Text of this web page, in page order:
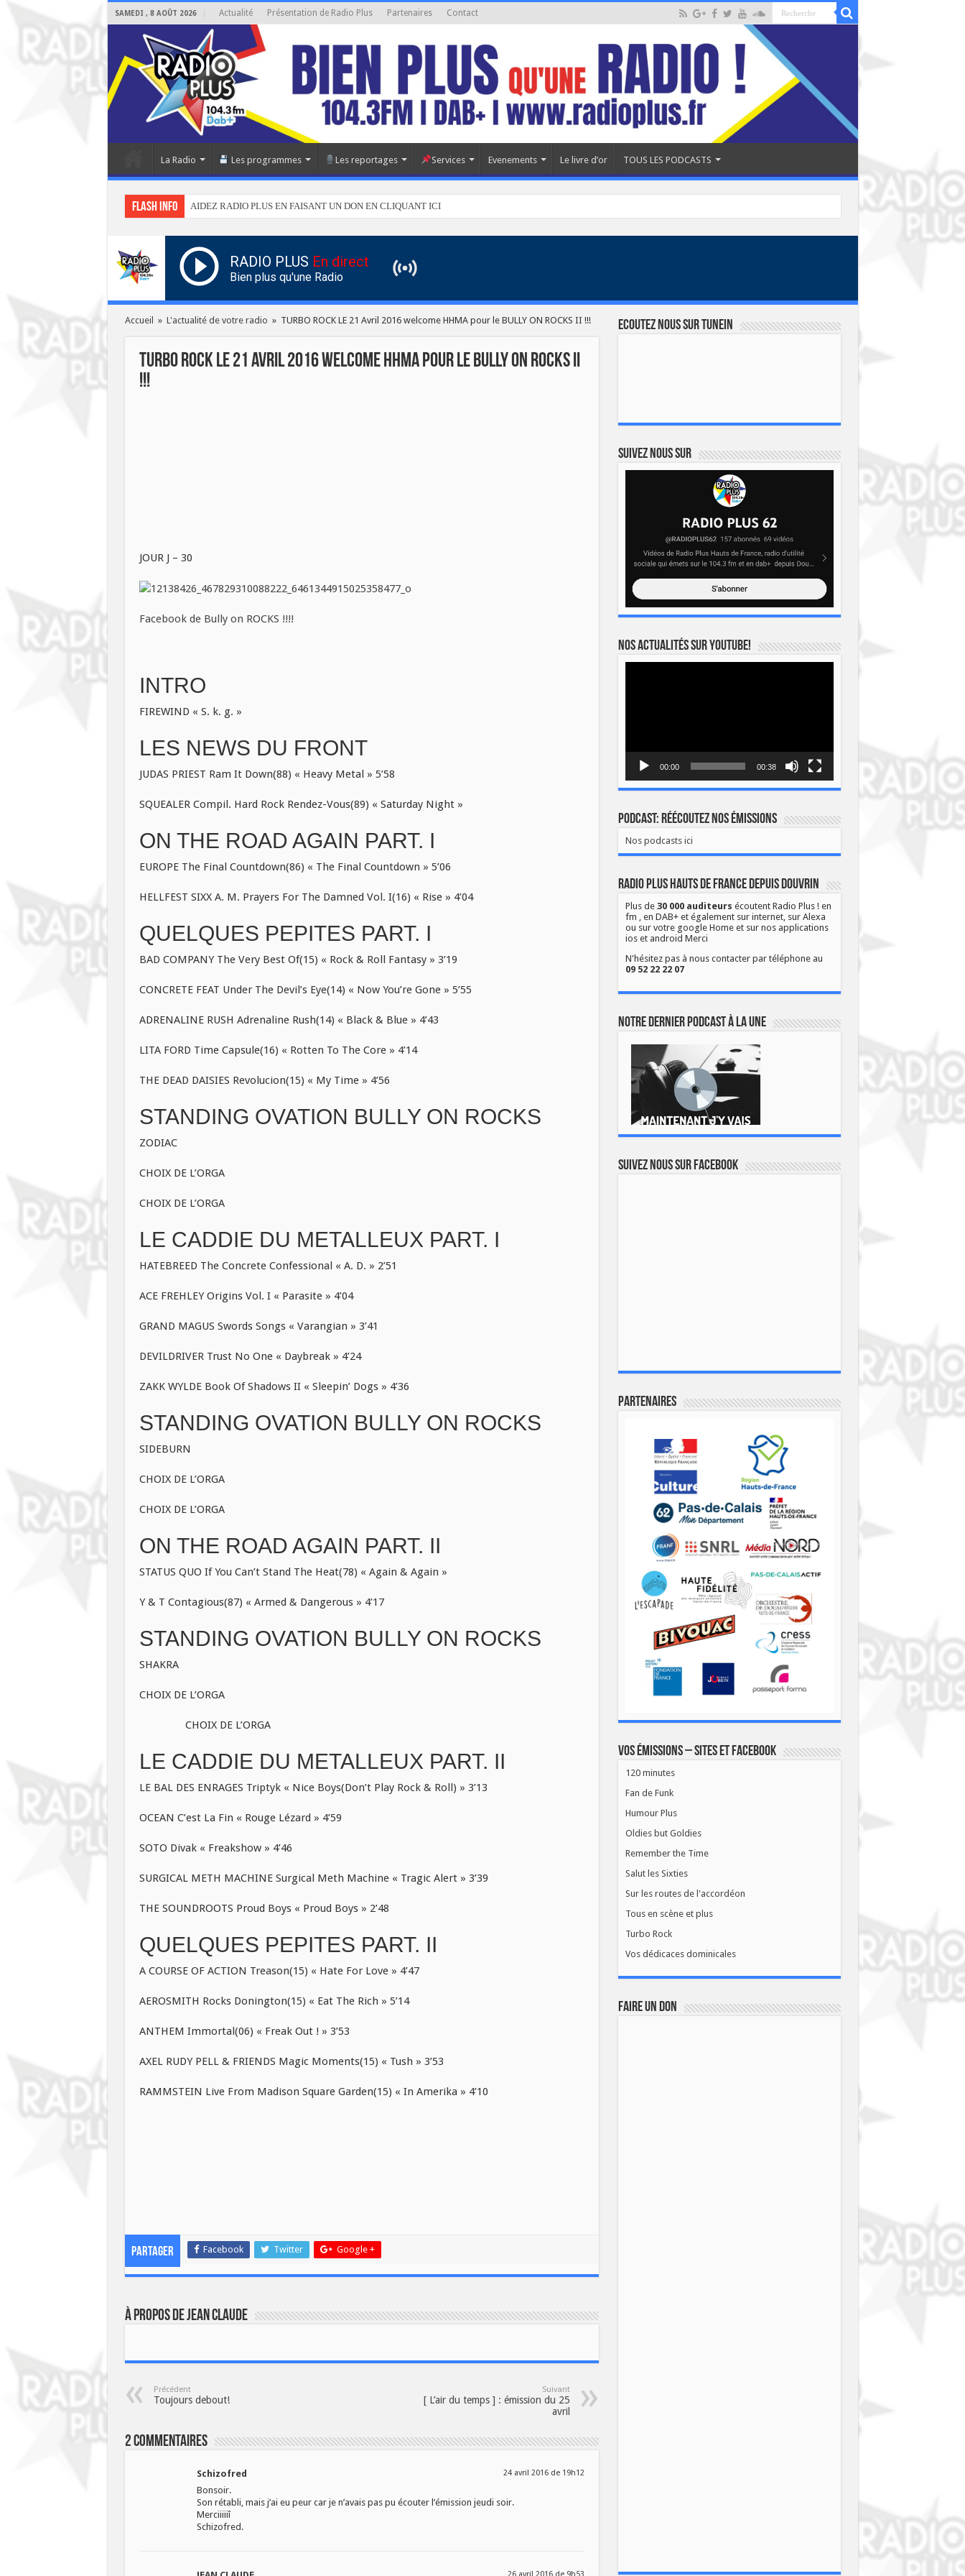
SAMEDI , 8 AOÛT 2026 Actualité Présentation de Radio Plus Partenaires Contact
La Radio Les programmes Les reportages Services Evenements Le livre d’or TOUS LES PODCASTS
Flash info AIDEZ RADIO PLUS EN FAISANT UN DON EN CLIQUANT ICI
RADIO PLUS En direct
Bien plus qu'une Radio
Accueil » L'actualité de votre radio » TURBO ROCK LE 21 Avril 2016 welcome HHMA pour le BULLY ON ROCKS II !!!
TURBO ROCK LE 21 Avril 2016 welcome HHMA pour le BULLY ON ROCKS II
!!!
JOUR J – 30
Facebook de Bully on ROCKS !!!!
INTRO
FIREWIND « S. k. g. »
LES NEWS DU FRONT
JUDAS PRIEST Ram It Down(88) « Heavy Metal » 5’58
SQUEALER Compil. Hard Rock Rendez-Vous(89) « Saturday Night »
ON THE ROAD AGAIN PART. I
EUROPE The Final Countdown(86) « The Final Countdown » 5’06
HELLFEST SIXX A. M. Prayers For The Damned Vol. I(16) « Rise » 4’04
QUELQUES PEPITES PART. I
BAD COMPANY The Very Best Of(15) « Rock & Roll Fantasy » 3’19
CONCRETE FEAT Under The Devil’s Eye(14) « Now You’re Gone » 5’55
ADRENALINE RUSH Adrenaline Rush(14) « Black & Blue » 4’43
LITA FORD Time Capsule(16) « Rotten To The Core » 4’14
THE DEAD DAISIES Revolucion(15) « My Time » 4’56
STANDING OVATION BULLY ON ROCKS
ZODIAC
CHOIX DE L’ORGA
CHOIX DE L’ORGA
LE CADDIE DU METALLEUX PART. I
HATEBREED The Concrete Confessional « A. D. » 2’51
ACE FREHLEY Origins Vol. I « Parasite » 4’04
GRAND MAGUS Swords Songs « Varangian » 3’41
DEVILDRIVER Trust No One « Daybreak » 4’24
ZAKK WYLDE Book Of Shadows II « Sleepin’ Dogs » 4’36
STANDING OVATION BULLY ON ROCKS
SIDEBURN
CHOIX DE L’ORGA
CHOIX DE L’ORGA
ON THE ROAD AGAIN PART. II
STATUS QUO If You Can’t Stand The Heat(78) « Again & Again »
Y & T Contagious(87) « Armed & Dangerous » 4’17
STANDING OVATION BULLY ON ROCKS
SHAKRA
CHOIX DE L’ORGA
CHOIX DE L’ORGA
LE CADDIE DU METALLEUX PART. II
LE BAL DES ENRAGES Triptyk « Nice Boys(Don’t Play Rock & Roll) » 3’13
OCEAN C’est La Fin « Rouge Lézard » 4’59
SOTO Divak « Freakshow » 4’46
SURGICAL METH MACHINE Surgical Meth Machine « Tragic Alert » 3’39
THE SOUNDROOTS Proud Boys « Proud Boys » 2’48
QUELQUES PEPITES PART. II
A COURSE OF ACTION Treason(15) « Hate For Love » 4’47
AEROSMITH Rocks Donington(15) « Eat The Rich » 5’14
ANTHEM Immortal(06) « Freak Out ! » 3’53
AXEL RUDY PELL & FRIENDS Magic Moments(15) « Tush » 3’53
RAMMSTEIN Live From Madison Square Garden(15) « In Amerika » 4’10
Partager Facebook Twitter Google +
À propos de JEAN CLAUDE
Précédent
Toujours debout!
Suivant
[ L’air du temps ] : émission du 25
avril
2 Commentaires
Schizofred 24 avril 2016 de 19h12
Bonsoir.
Son rétabli, mais j’ai eu peur car je n’avais pas pu écouter l’émission jeudi soir.
Merciiiiiî
Schizofred.
26 avril 2016 de 9h53
Ecoutez nous sur TuneIn
Suivez nous sur
Nos actualités sur YOUTUBE!
00:00 00:38
Podcast: Réécoutez nos émissions
Nos podcasts ici
Radio Plus Hauts de France depuis Douvrin
Plus de 30 000 auditeurs écoutent Radio Plus ! en
fm , en DAB+ et également sur internet, sur Alexa
ou sur votre google Home et sur nos applications
ios et android Merci
N'hésitez pas à nous contacter par téléphone au
09 52 22 22 07
Notre dernier podcast à la une
Suivez nous sur Facebook
Partenaires
Vos émissions – Sites et Facebook
120 minutes
Fan de Funk
Humour Plus
Oldies but Goldies
Remember the Time
Salut les Sixties
Sur les routes de l'accordéon
Tous en scène et plus
Turbo Rock
Vos dédicaces dominicales
FAIRE UN DON